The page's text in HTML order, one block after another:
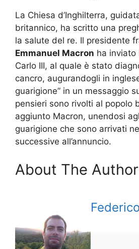
La Chiesa d’Inghilterra,
britannico, ha scritto una
la salute del re. Il presidente
Emmanuel Macron ha inviato
Carlo III, al quale è stato
cancro, augurandogli in
guarigione” in un messaggio
pensieri sono rivolti al popolo
aggiunto Macron, unendosi
guarigione che sono arrivati
successive all’annuncio.
About The Author
Federico